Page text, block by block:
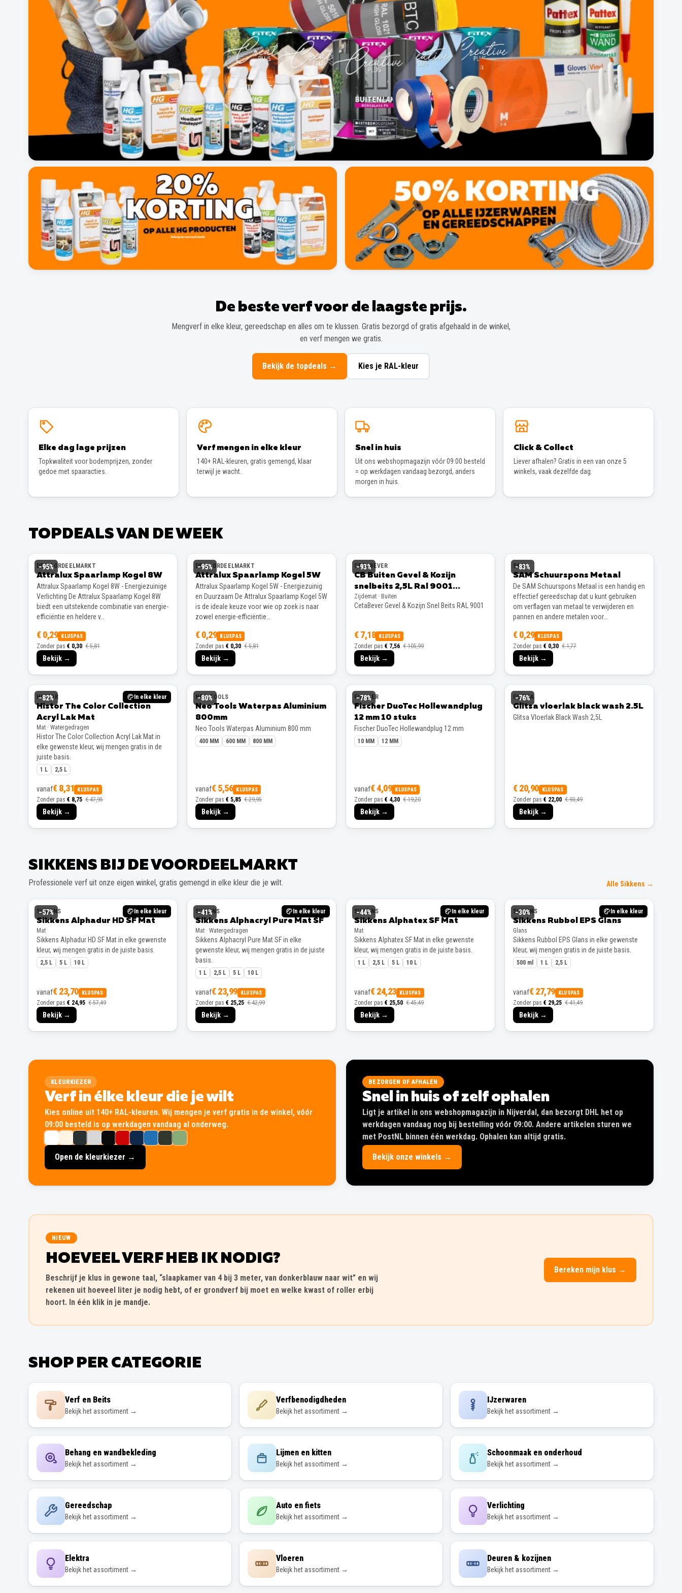
De beste verf voor de laagste prijs.
Mengverf in elke kleur, gereedschap en alles om te klussen. Gratis bezorgd of gratis afgehaald in de winkel,
en verf mengen we gratis.
Bekijk de topdeals → Kies je RAL-kleur
Elke dag lage prijzen
Topkwaliteit voor bodemprijzen, zonder
gedoe met spaaracties.
Verf mengen in elke kleur
140+ RAL-kleuren, gratis gemengd, klaar
terwijl je wacht.
Snel in huis
Uit ons webshopmagazijn vóór 09:00 besteld
= op werkdagen vandaag bezorgd, anders
morgen in huis.
Click & Collect
Liever afhalen? Gratis in een van onze 5
winkels, vaak dezelfde dag.
TOPDEALS VAN DE WEEK
−95%
DE VOORDEELMARKT
Attralux Spaarlamp Kogel 8W
Attralux Spaarlamp Kogel 8W - Energiezuinige
Verlichting De Attralux Spaarlamp Kogel 8W
biedt een uitstekende combinatie van energie-
efficiëntie en heldere v…
€ 0,29 KLUSPAS
Zonder pas € 0,30 € 5,81
Bekijk →
−95%
DE VOORDEELMARKT
Attralux Spaarlamp Kogel 5W
Attralux Spaarlamp Kogel 5W - Energiezuinig
en Duurzaam De Attralux Spaarlamp Kogel 5W
is de ideale keuze voor wie op zoek is naar
zowel energie-efficiëntie…
€ 0,29 KLUSPAS
Zonder pas € 0,30 € 5,81
Bekijk →
−93%
CETABEVER
CB Buiten Gevel & Kozijn
snelbeits 2,5L Ral 9001
Zijdemat
Zijdemat · Buiten
CetaBever Gevel & Kozijn Snel Beits RAL 9001
€ 7,18 KLUSPAS
Zonder pas € 7,56 € 105,99
Bekijk →
−83%
SAM
SAM Schuurspons Metaal
De SAM Schuurspons Metaal is een handig en
effectief gereedschap dat u kunt gebruiken
om verflagen van metaal te verwijderen en
pannen en andere metalen voor…
€ 0,29 KLUSPAS
Zonder pas € 0,30 € 1,77
Bekijk →
−82% In elke kleur
HISTOR
Histor The Color Collection
Acryl Lak Mat
Mat · Watergedragen
Histor The Color Collection Acryl Lak Mat in
elke gewenste kleur, wij mengen gratis in de
juiste basis.
1 L 2,5 L
vanaf€ 8,31 KLUSPAS
Zonder pas € 8,75 € 47,95
Bekijk →
−80%
NEO TOOLS
Neo Tools Waterpas Aluminium
800mm
Neo Tools Waterpas Aluminium 800 mm
400 MM 600 MM 800 MM
vanaf€ 5,56 KLUSPAS
Zonder pas € 5,85 € 29,95
Bekijk →
−78%
FISCHER
Fischer DuoTec Hollewandplug
12 mm 10 stuks
Fischer DuoTec Hollewandplug 12 mm
10 MM 12 MM
vanaf€ 4,09 KLUSPAS
Zonder pas € 4,30 € 19,20
Bekijk →
−76%
GLITSA
Glitsa vloerlak black wash 2.5L
Glitsa Vloerlak Black Wash 2,5L
€ 20,90 KLUSPAS
Zonder pas € 22,00 € 93,49
Bekijk →
SIKKENS BIJ DE VOORDEELMARKT
Professionele verf uit onze eigen winkel, gratis gemengd in elke kleur die je wilt. Alle Sikkens →
−57% In elke kleur
SIKKENS
Sikkens Alphadur HD SF Mat
Mat
Sikkens Alphadur HD SF Mat in elke gewenste
kleur, wij mengen gratis in de juiste basis.
2,5 L 5 L 10 L
vanaf€ 23,70 KLUSPAS
Zonder pas € 24,95 € 57,49
Bekijk →
−41% In elke kleur
SIKKENS
Sikkens Alphacryl Pure Mat SF
Mat · Watergedragen
Sikkens Alphacryl Pure Mat SF in elke
gewenste kleur, wij mengen gratis in de juiste
basis.
1 L 2,5 L 5 L 10 L
vanaf€ 23,99 KLUSPAS
Zonder pas € 25,25 € 42,99
Bekijk →
−44% In elke kleur
SIKKENS
Sikkens Alphatex SF Mat
Mat
Sikkens Alphatex SF Mat in elke gewenste
kleur, wij mengen gratis in de juiste basis.
1 L 2,5 L 5 L 10 L
vanaf€ 24,23 KLUSPAS
Zonder pas € 25,50 € 45,49
Bekijk →
−30% In elke kleur
SIKKENS
Sikkens Rubbol EPS Glans
Glans
Sikkens Rubbol EPS Glans in elke gewenste
kleur, wij mengen gratis in de juiste basis.
500 ml 1 L 2,5 L
vanaf€ 27,79 KLUSPAS
Zonder pas € 29,25 € 41,49
Bekijk →
KLEURKIEZER
Verf in élke kleur die je wilt
Kies online uit 140+ RAL-kleuren. Wij mengen je verf gratis in de winkel, vóór
09:00 besteld is op werkdagen vandaag al onderweg.
Open de kleurkiezer →
BEZORGEN OF AFHALEN
Snel in huis of zelf ophalen
Ligt je artikel in ons webshopmagazijn in Nijverdal, dan bezorgt DHL het op
werkdagen vandaag nog bij bestelling vóór 09:00. Andere artikelen sturen we
met PostNL binnen één werkdag. Ophalen kan altijd gratis.
Bekijk onze winkels →
NIEUW
HOEVEEL VERF HEB IK NODIG?
Beschrijf je klus in gewone taal, “slaapkamer van 4 bij 3 meter, van donkerblauw naar wit” en wij
rekenen uit hoeveel liter je nodig hebt, of er grondverf bij moet en welke kwast of roller erbij
hoort. In één klik in je mandje.
Bereken mijn klus →
SHOP PER CATEGORIE
Verf en Beits
Bekijk het assortiment →
Verfbenodigdheden
Bekijk het assortiment →
IJzerwaren
Bekijk het assortiment →
Behang en wandbekleding
Bekijk het assortiment →
Lijmen en kitten
Bekijk het assortiment →
Schoonmaak en onderhoud
Bekijk het assortiment →
Gereedschap
Bekijk het assortiment →
Auto en fiets
Bekijk het assortiment →
Verlichting
Bekijk het assortiment →
Elektra
Bekijk het assortiment →
Vloeren
Bekijk het assortiment →
Deuren & kozijnen
Bekijk het assortiment →